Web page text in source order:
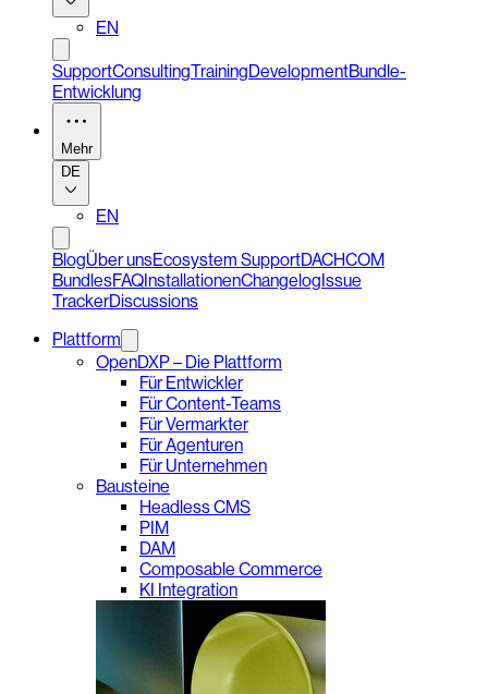
EN
SupportConsultingTrainingDevelopmentBundle-
Entwicklung
Mehr
DE
EN
BlogÜber unsEcosystem SupportDACHCOM
BundlesFAQInstallationenChangelogIssue
TrackerDiscussions
Plattform
OpenDXP – Die Plattform
Für Entwickler
Für Content-Teams
Für Vermarkter
Für Agenturen
Für Unternehmen
Bausteine
Headless CMS
PIM
DAM
Composable Commerce
KI Integration